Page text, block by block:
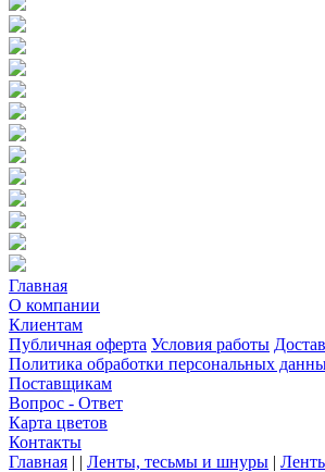
Главная
О компании
Клиентам
Публичная оферта Условия работы
Политика обработки персональных
Поставщикам
Вопрос - Ответ
Карта цветов
Контакты
Главная | | Ленты, тесьмы и шнуры |